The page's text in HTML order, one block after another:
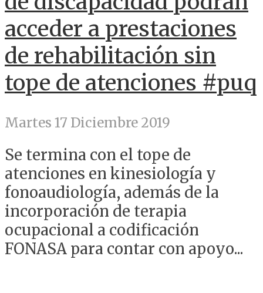
acceder a prestaciones
de rehabilitación sin
tope de atenciones #puq
Martes 17 Diciembre 2019
Se termina con el tope de
atenciones en kinesiología y
fonoaudiología, además de la
incorporación de terapia
ocupacional a codificación
FONASA para contar con apoyo...